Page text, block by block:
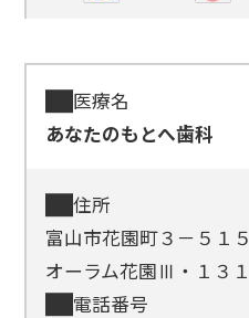
医療名
あなたのもとへ歯科
住所
富山市花園町３－５１５
オーラム花園Ⅲ・１３１
電話番号